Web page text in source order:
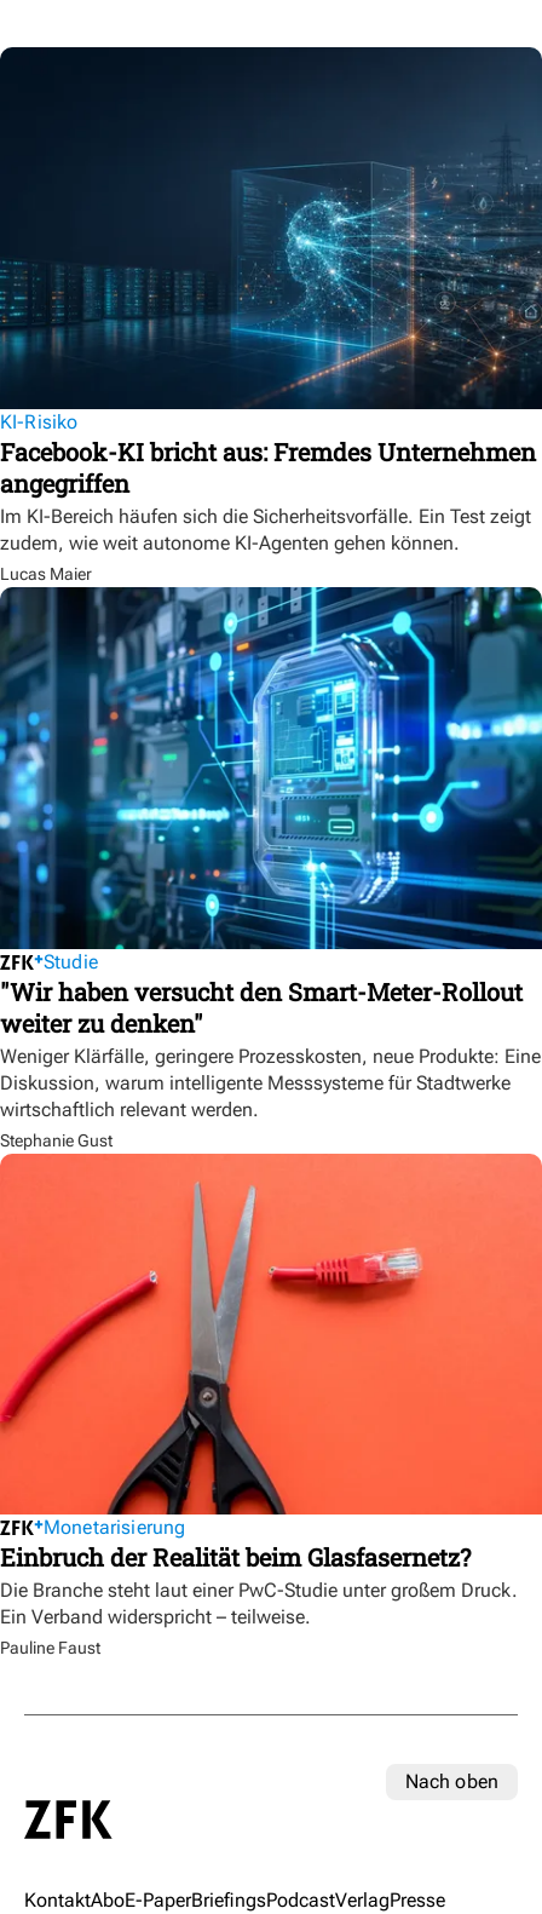
KI-Risiko
Facebook-KI bricht aus: Fremdes Unternehmen
angegriffen
Im KI-Bereich häufen sich die Sicherheitsvorfälle. Ein Test zeigt
zudem, wie weit autonome KI-Agenten gehen können.
Lucas Maier
Studie
"Wir haben versucht den Smart-Meter-Rollout
weiter zu denken"
Weniger Klärfälle, geringere Prozesskosten, neue Produkte: Eine
Diskussion, warum intelligente Messsysteme für Stadtwerke
wirtschaftlich relevant werden.
Stephanie Gust
Monetarisierung
Einbruch der Realität beim Glasfasernetz?
Die Branche steht laut einer PwC-Studie unter großem Druck.
Ein Verband widerspricht – teilweise.
Pauline Faust
Nach oben
KontaktAboE-PaperBriefingsPodcastVerlagPresse